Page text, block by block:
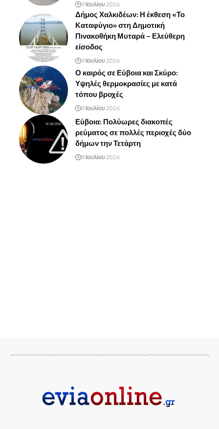
9 Ιουλίου 2026
Δήμος Χαλκιδέων: Η έκθεση «Το
Καταφύγιο» στη Δημοτική
Πινακοθήκη Μυταρά – Ελεύθερη
είσοδος
9 Ιουλίου 2026
Ο καιρός σε Εύβοια και Σκύρο:
Υψηλές θερμοκρασίες με κατά
τόπου βροχές
8 Ιουλίου 2026
Εύβοια: Πολύωρες διακοπές
ρεύματος σε πολλές περιοχές δύο
δήμων την Τετάρτη
8 Ιουλίου 2026